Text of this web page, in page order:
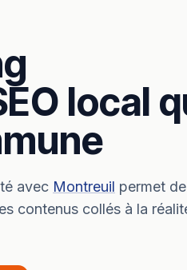
local
avec Montreuil permet de
contenus collés à la